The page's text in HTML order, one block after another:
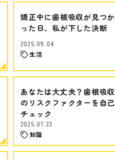
矯正中に歯根吸収が見つか
った日、私が下した決断
2025.09.04
生活
あなたは大丈夫？歯根吸収
のリスクファクターを自己
チェック
2025.07.23
知識